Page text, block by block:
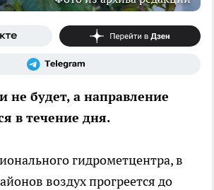
не будет, а направление
в течение дня.
гидрометцентра, в
воздух прогреется до